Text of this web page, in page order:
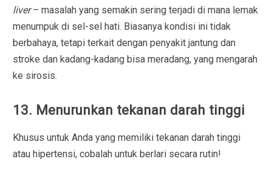
liver– masalah yang semakin sering terjadi di mana lemak
menumpuk di sel-sel hati. Biasanya kondisi ini tidak
berbahaya, tetapi terkait dengan penyakit jantung dan
stroke dan kadang-kadang bisa meradang, yang mengarah
ke sirosis.
13. Menurunkan tekanan darah tinggi
Khusus untuk Anda yang memiliki tekanan darah tinggi
atau hipertensi, cobalah untuk berlari secara rutin!